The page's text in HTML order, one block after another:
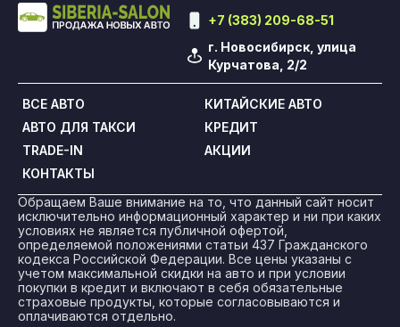
+7 (383) 209-68-51
г. Новосибирск, улица
Курчатова, 2/2
ВСЕ АВТО
КИТАЙСКИЕ АВТО
АВТО ДЛЯ ТАКСИ
КРЕДИТ
TRADE-IN
АКЦИИ
КОНТАКТЫ
Обращаем Ваше внимание на то, что данный сайт носит
исключительно информационный характер и ни при каких
условиях не является публичной офертой,
определяемой положениями статьи 437 Гражданского
кодекса Российской Федерации. Все цены указаны с
учетом максимальной скидки на авто и при условии
покупки в кредит и включают в себя обязательные
страховые продукты, которые согласовываются и
оплачиваются отдельно.